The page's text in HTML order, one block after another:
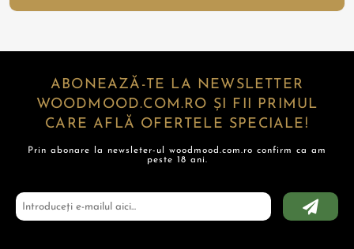
ABONEAZĂ-TE LA NEWSLETTER
WOODMOOD.COM.RO ȘI FII PRIMUL
CARE AFLĂ OFERTELE SPECIALE!
Prin abonare la newsleter-ul woodmood.com.ro confirm ca am
peste 18 ani.